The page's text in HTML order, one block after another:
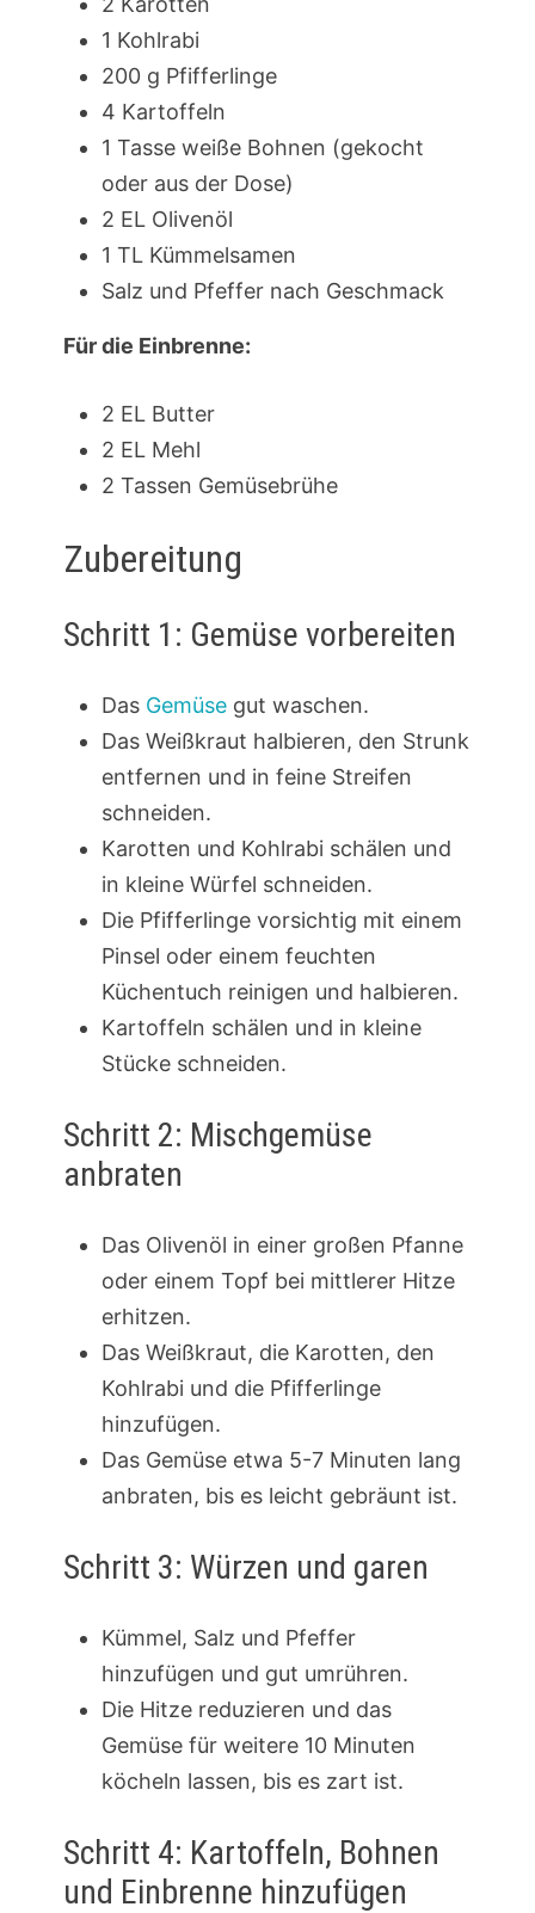
1 Kohlrabi
200 g Pfifferlinge
4 Kartoffeln
1 Tasse weiße Bohnen (gekocht
oder aus der Dose)
2 EL Olivenöl
1 TL Kümmelsamen
Salz und Pfeffer nach Geschmack
Für die Einbrenne:
2 EL Butter
2 EL Mehl
2 Tassen Gemüsebrühe
Zubereitung
Schritt 1: Gemüse vorbereiten
Das Gemüsegut waschen.
Das Weißkraut halbieren, den Strunk
entfernen und in feine Streifen
schneiden.
Karotten und Kohlrabi schälen und
in kleine Würfel schneiden.
Die Pfifferlinge vorsichtig mit einem
Pinsel oder einem feuchten
Küchentuch reinigen und halbieren.
Kartoffeln schälen und in kleine
Stücke schneiden.
Schritt 2: Mischgemüse
anbraten
Das Olivenöl in einer großen Pfanne
oder einem Topf bei mittlerer Hitze
erhitzen.
Das Weißkraut, die Karotten, den
Kohlrabi und die Pfifferlinge
hinzufügen.
Das Gemüse etwa 5-7 Minuten lang
anbraten, bis es leicht gebräunt ist.
Schritt 3: Würzen und garen
Kümmel, Salz und Pfeffer
hinzufügen und gut umrühren.
Die Hitze reduzieren und das
Gemüse für weitere 10 Minuten
köcheln lassen, bis es zart ist.
Schritt 4: Kartoffeln, Bohnen
und Einbrenne hinzufügen